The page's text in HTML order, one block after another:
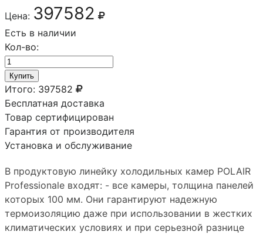
Цена: 397582
Есть в наличии
Кол-во:
Купить
Итого: 397582
Бесплатная доставка
Товар сертифицирован
Гарантия от производителя
Установка и обслуживание
В продуктовую линейку холодильных камер POLAIR
Professionale входят: - все камеры, толщина панелей
которых 100 мм. Они гарантируют надежную
термоизоляцию даже при использовании в жестких
климатических условиях и при серьезной разнице